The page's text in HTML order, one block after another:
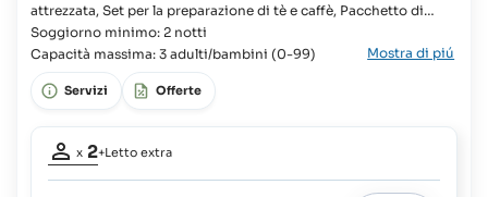
attrezzata, Set per la preparazione di tè e caffè, Pacchetto di
benvenuto fornito all'arrivo, Lavatrice, Asciugacapelli, TV, Doccia
a filo pavimento con getto a pioggia Appartamento, Famiglie,
Gruppi, Viaggi di nozze, Camera, Letto queen, Armadio, Letto
Soggiorno minimo: 2 notti
Capacità massima: 3 adulti/bambini (0-99)
Mostra di piú
Servizi Offerte
Partecipanti
x 2+Letto extra